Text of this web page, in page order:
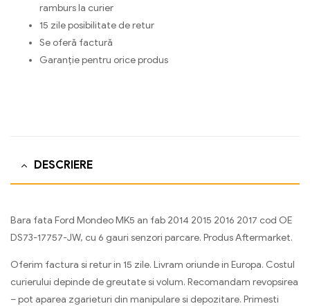
ramburs la curier
15 zile posibilitate de retur
Se oferă factură
Garanție pentru orice produs
DESCRIERE
Bara fata Ford Mondeo MK5 an fab 2014 2015 2016 2017 cod OE
DS73-17757-JW, cu 6 gauri senzori parcare. Produs Aftermarket.
Oferim factura si retur in 15 zile. Livram oriunde in Europa. Costul
curierului depinde de greutate si volum. Recomandam revopsirea
– pot aparea zgarieturi din manipulare si depozitare. Primesti